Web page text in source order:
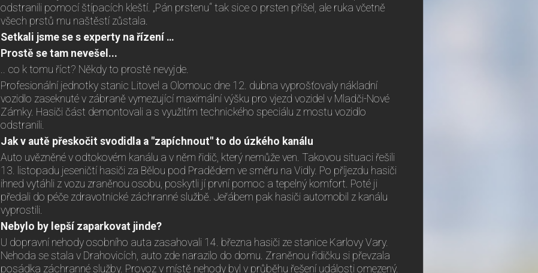
odstranili pomocí štípacích kleští. „Pán prstenu“ tak sice o prsten přišel, ale ruka včetně
všech prstů mu naštěstí zůstala.
Setkali jsme se s experty na řízení …
Prostě se tam nevešel...
.. co k tomu říct? Někdy to prostě nevyjde.
Profesionální jednotky stanic Litovel a Olomouc dne 12. dubna vyprošťovaly nákladní
vozidlo zaseknuté v zábraně vymezující maximální výšku pro vjezd vozidel v Mladči-Nové
Zámky. Hasiči část demontovali a s využitím technického speciálu z mostu vozidlo
odstranili.
Jak v autě přeskočit svodidla a "zapíchnout" to do úzkého kanálu
Auto uvězněné v odtokovém kanálu a v něm řidič, který nemůže ven. Takovou situaci řešili
13. listopadu jeseničtí hasiči za Bělou pod Pradědem ve směru na Vidly. Po příjezdu hasiči
ihned vytáhli z vozu zraněnou osobu, poskytli jí první pomoc a tepelný komfort. Poté ji
předali do péče zdravotnické záchranné službě. Jeřábem pak hasiči automobil z kanálu
vyprostili.
Nebylo by lepší zaparkovat jinde?
U dopravní nehody osobního auta zasahovali 14. března hasiči ze stanice Karlovy Vary.
Nehoda se stala v Drahovicích, auto zde narazilo do domu. Zraněnou řidičku si převzala
posádka záchranné služby. Provoz v místě nehody byl v průběhu řešení události omezený.